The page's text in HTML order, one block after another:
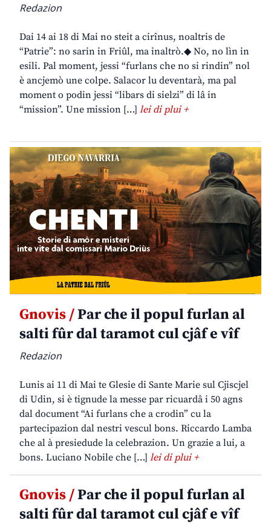
Redazion
Dai 14 ai 18 di Mai no steit a cirînus, noaltris de
“Patrie”: no sarin in Friûl, ma inaltrò.◆ No, no lìn in
esili. Pal moment, jessi “furlans che no si rindin” nol
è ancjemò une colpe. Salacor lu deventarà, ma pal
moment o podin jessi “libars di sielzi” di lâ in
“mission”. Une mission […] lei di plui +
Gnovis /Par che il popul furlan al
salti fûr dal taramot cul cjâf e vîf
Redazion
Lunis ai 11 di Mai te Glesie di Sante Marie sul Cjiscjel
di Udin, si è tignude la messe par ricuardâ i 50 agns
dal document “Ai furlans che a crodin” cu la
partecipazion dal nestri vescul bons. Riccardo Lamba
che al à presiedude la celebrazion. Un grazie a lui, a
bons. Luciano Nobile che […] lei di plui +
Gnovis /Par che il popul furlan al
salti fûr dal taramot cul cjâf e vîf